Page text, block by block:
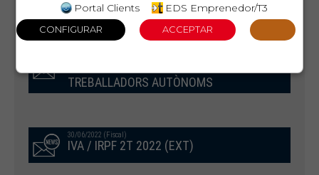
LABORALS I DE LA SEGURETAT SOCIAL
TREBALLADORS AUTÒNOMS
30/06/2022 (Fiscal)
IVA / IRPF 2T 2022 (EXT)
Portal Clients EDS Emprenedor/T3